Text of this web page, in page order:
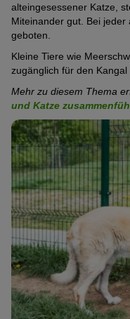
alteingesessener Katze,
Miteinander gut. Bei jeder
geboten.
Kleine Tiere wie
zugänglich für den Kangal
Mehr zu diesem Thema
und Katze